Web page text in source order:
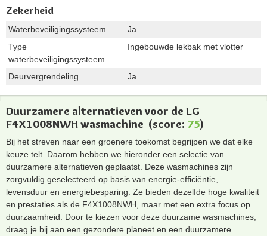
Zekerheid
Waterbeveiligingssysteem
Ja
Type
waterbeveiligingssysteem
Ingebouwde lekbak met vlotter
Deurvergrendeling Ja
Duurzamere alternatieven voor de LG
F4X1008NWH wasmachine (score: 75)
Bij het streven naar een groenere toekomst begrijpen we dat elke
keuze telt. Daarom hebben we hieronder een selectie van
duurzamere alternatieven geplaatst. Deze wasmachines zijn
zorgvuldig geselecteerd op basis van energie-efficiëntie,
levensduur en energiebesparing. Ze bieden dezelfde hoge kwaliteit
en prestaties als de F4X1008NWH, maar met een extra focus op
duurzaamheid. Door te kiezen voor deze duurzame wasmachines,
draag je bij aan een gezondere planeet en een duurzamere